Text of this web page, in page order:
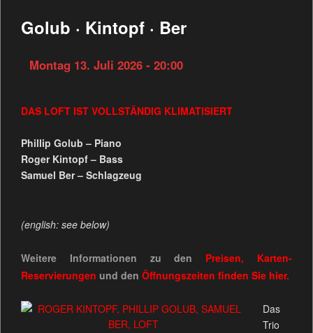
Golub · Kintopf · Ber
Montag 13. Juli 2026 - 20:00
DAS LOFT IST VOLLSTÄNDIG KLIMATISIERT
Phillip Golub – Piano
Roger Kintopf – Bass
Samuel Ber – Schlagzeug
(english: see below)
Weitere Informationen zu den Preisen, Karten-
Reservierungen und den Öffnungszeiten finden Sie hier.
Das
Trio